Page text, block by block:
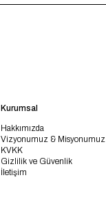
Kurumsal
Hakkımızda
Vizyonumuz & Misyonumuz
KVKK
Gizlilik ve Güvenlik
İletişim